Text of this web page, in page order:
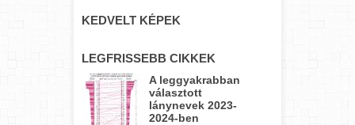
KEDVELT KÉPEK
LEGFRISSEBB CIKKEK
A leggyakrabban
választott
lánynevek 2023-
2024-ben